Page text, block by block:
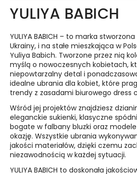
YULIYA BABICH
YULIYA BABICH – to marka
Ukrainy, i na stałe mieszkająca w
Yuliya Babich. Tworzone przez nią
myślą o nowoczesnych kobietach,
niepowtarzalny detal i
idealne ubrania dla kobiet, które
trendy z zasadami biurowego dress
Wśród jej projektów znajdziesz
eleganckie sukienki, klasyczne
bogate w falbany bluzki oraz
okazję. Wszystkie ubrania
jakości materiałów, dzięki czemu
niezawodnością w każdej sytuacji.
YULIYA BABICH to doskonała